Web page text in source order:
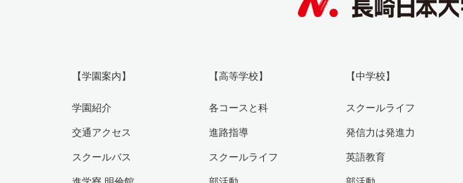
【学園案内】
学園紹介
交通アクセス
スクールバス
【高等学校】
各コースと科
進路指導
スクールライフ
【中学校】
スクールライフ
発信力は発進力
英語教育